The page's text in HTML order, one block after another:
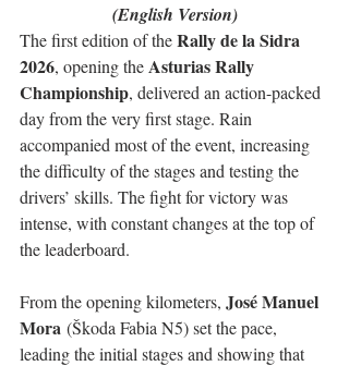
(English Version)
The first edition of the Rally de la Sidra
2026, opening the Asturias Rally
Championship, delivered an action-packed
day from the very first stage. Rain
accompanied most of the event, increasing
the difficulty of the stages and testing the
drivers’ skills. The fight for victory was
intense, with constant changes at the top of
the leaderboard.
From the opening kilometers, José Manuel
Mora (Škoda Fabia N5) set the pace,
leading the initial stages and showing that